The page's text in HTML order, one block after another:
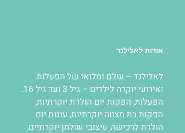
אודות לאלילנד
לאלילנד – עולם ומלואו של הפעלות
ואירועי יוקרה לילדים – גיל 3 ועד גיל 16.
הפעלות, הפקות יום הולדת יוקרתיות,
הפקות בת מצווה יוקרתיות, עוגות יום
הולדת לרכישה, עיצובי שולחן יוקרתיים.